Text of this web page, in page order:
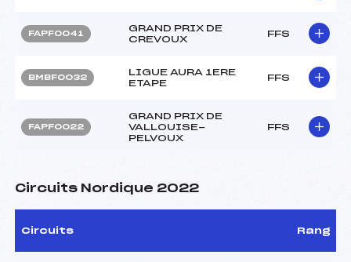
FAPF0041
GRAND PRIX DE
CREVOUX
FFS
BMBF0032
LIGUE AURA 1ERE
ETAPE
FFS
FAPF0022
GRAND PRIX DE
VALLOUISE-
PELVOUX
FFS
Circuits Nordique 2022
Circuits Rang